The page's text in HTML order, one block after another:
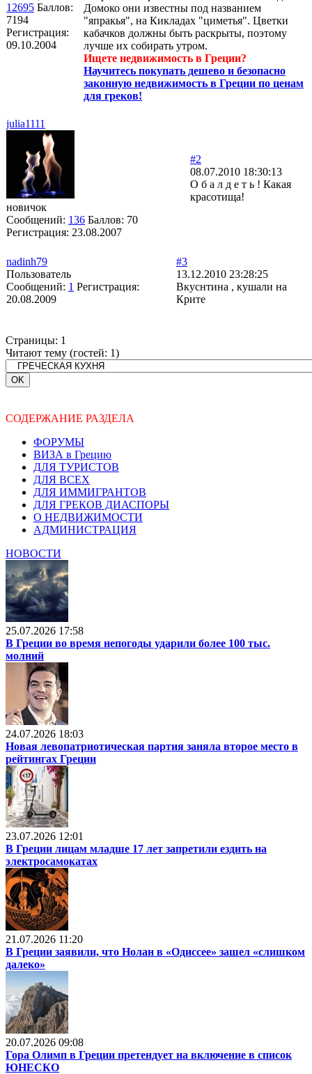
12695 Баллов:
7194
Регистрация:
09.10.2004
Домоко они известны под названием
"япракья", на Кикладах "циметья". Цветки
кабачков должны быть раскрыты, поэтому
лучше их собирать утром.
Ищете недвижимость в Греции?
Научитесь покупать дешево и безопасно
законную недвижимость в Греции по ценам
для греков!
julia1111
новичок
Сообщений: 136 Баллов: 70
Регистрация: 23.08.2007
#2
08.07.2010 18:30:13
О б а л д е т ь ! Какая
красотища!
nadinh79
Пользователь
Сообщений: 1 Регистрация:
20.08.2009
#3
13.12.2010 23:28:25
Вкуснтина , кушали на
Крите
Страницы: 1
Читают тему (гостей: 1)
СОДЕРЖАНИЕ РАЗДЕЛА
ФОРУМЫ
ВИЗА в Грецию
ДЛЯ ТУРИСТОВ
ДЛЯ ВСЕХ
ДЛЯ ИММИГРАНТОВ
ДЛЯ ГРЕКОВ ДИАСПОРЫ
О НЕДВИЖИМОСТИ
АДМИНИСТРАЦИЯ
НОВОСТИ
25.07.2026 17:58
В Греции во время непогоды ударили более 100 тыс.
молний
24.07.2026 18:03
Новая левопатриотическая партия заняла второе место в
рейтингах Греции
23.07.2026 12:01
В Греции лицам младше 17 лет запретили ездить на
электросамокатах
21.07.2026 11:20
В Греции заявили, что Нолан в «Одиссее» зашел «слишком
далеко»
20.07.2026 09:08
Гора Олимп в Греции претендует на включение в список
ЮНЕСКО